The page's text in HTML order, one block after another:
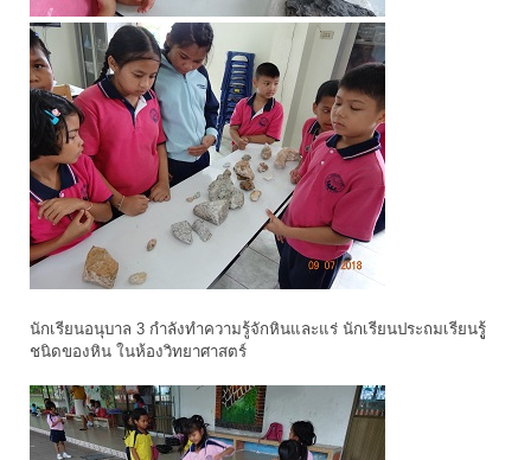
นักเรียนอนุบาล 3 กำลังทำความรู้จักหินและแร่ นักเรียนประถมเรียนรูู้
ชนิดของหิน ในห้องวิทยาศาสตร์